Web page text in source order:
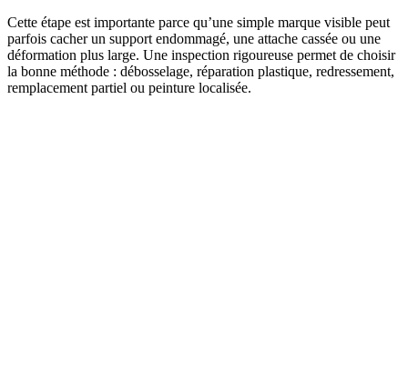
Cette étape est importante parce qu’une simple marque visible peut
parfois cacher un support endommagé, une attache cassée ou une
déformation plus large. Une inspection rigoureuse permet de choisir
la bonne méthode : débosselage, réparation plastique, redressement,
remplacement partiel ou peinture localisée.